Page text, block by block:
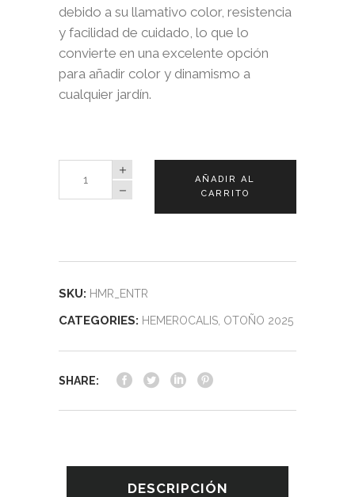
debido a su llamativo color, resistencia
y facilidad de cuidado, lo que lo
convierte en una excelente opción
para añadir color y dinamismo a
cualquier jardín.
Hemerocalis
AÑADIR AL
CARRITO
SKU: HMR_ENTR
CATEGORIES: HEMEROCALIS OTOÑO 2025
SHARE:
DESCRIPCIÓN